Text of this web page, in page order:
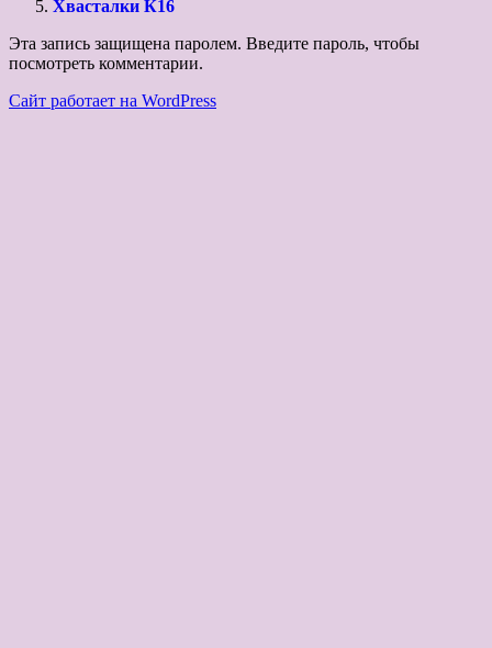
Хвасталки К16
Эта запись защищена паролем. Введите пароль, чтобы
посмотреть комментарии.
Сайт работает на WordPress